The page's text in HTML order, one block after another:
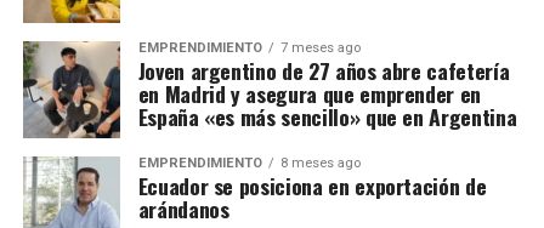
EMPRENDIMIENTO 7 meses ago
Joven argentino de 27 años abre cafetería
en Madrid y asegura que emprender en
España «es más sencillo» que en Argentina
EMPRENDIMIENTO 8 meses ago
Ecuador se posiciona en exportación de
arándanos